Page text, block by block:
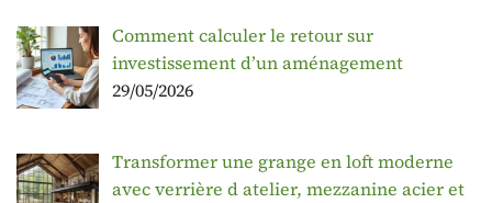
Comment calculer le retour sur
investissement d’un aménagement
29/05/2026
Transformer une grange en loft moderne
avec verrière d atelier, mezzanine acier et